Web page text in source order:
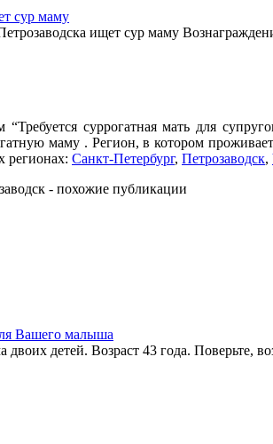
сур маму
ищет сур маму
“Требуется суррогатная мать для
маму . Регион, в котором
регионах: Санкт-Петербург, Петрозаводск,
- похожие публикации
Вашего малыша
двоих детей. Возраст 43 года. Поверьте,